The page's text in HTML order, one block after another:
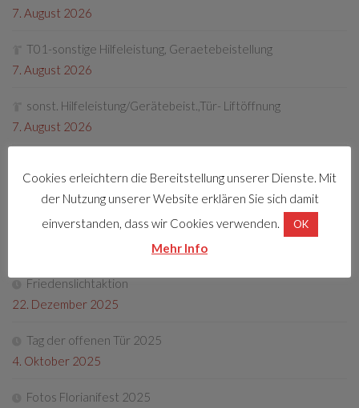
7. August 2026
T01-sonstige Hilfeleistung, Geraetebeistellung
7. August 2026
sonst. Hilfeleistung/Gerätebeist.,Tür- Liftöffnung
7. August 2026
LETZTE BEITRÄGE
Florianifest 2026
Friedenslichtaktion
22. Dezember 2025
Tag der offenen Tür 2025
4. Oktober 2025
Fotos Florianifest 2025
Cookies erleichtern die Bereitstellung unserer Dienste. Mit
der Nutzung unserer Website erklären Sie sich damit
einverstanden, dass wir Cookies verwenden.
OK
Mehr Info